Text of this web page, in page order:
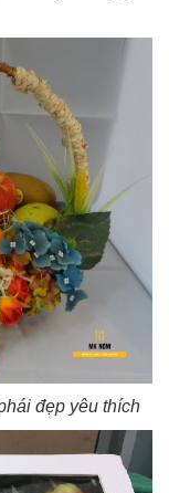
đẹp yêu thích